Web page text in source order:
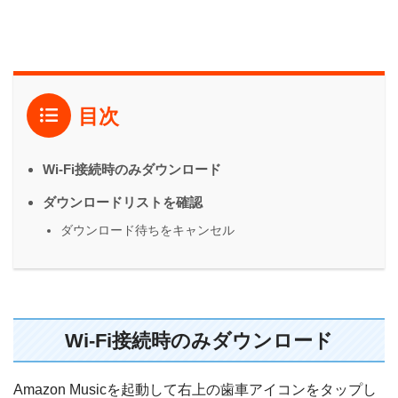
目次
Wi-Fi接続時のみダウンロード
ダウンロードリストを確認
ダウンロード待ちをキャンセル
Wi-Fi接続時のみダウンロード
Amazon Musicを起動して右上の歯車アイコンをタップし